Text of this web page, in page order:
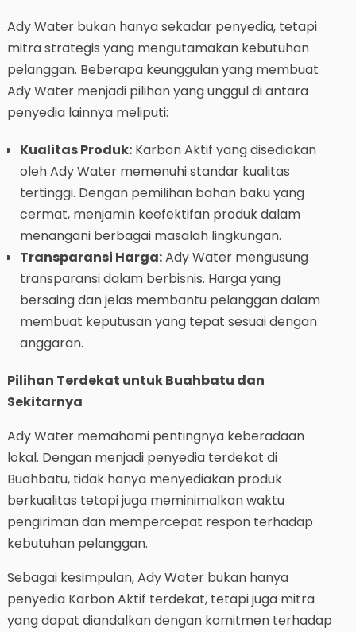
Ady Water bukan hanya sekadar penyedia, tetapi
mitra strategis yang mengutamakan kebutuhan
pelanggan. Beberapa keunggulan yang membuat
Ady Water menjadi pilihan yang unggul di antara
penyedia lainnya meliputi:
Kualitas Produk:Karbon Aktif yang disediakan
oleh Ady Water memenuhi standar kualitas
tertinggi. Dengan pemilihan bahan baku yang
cermat, menjamin keefektifan produk dalam
menangani berbagai masalah lingkungan.
Transparansi Harga:Ady Water mengusung
transparansi dalam berbisnis. Harga yang
bersaing dan jelas membantu pelanggan dalam
membuat keputusan yang tepat sesuai dengan
anggaran.
Pilihan Terdekat untuk Buahbatu dan
Sekitarnya
Ady Water memahami pentingnya keberadaan
lokal. Dengan menjadi penyedia terdekat di
Buahbatu, tidak hanya menyediakan produk
berkualitas tetapi juga meminimalkan waktu
pengiriman dan mempercepat respon terhadap
kebutuhan pelanggan.
Sebagai kesimpulan, Ady Water bukan hanya
penyedia Karbon Aktif terdekat, tetapi juga mitra
yang dapat diandalkan dengan komitmen terhadap